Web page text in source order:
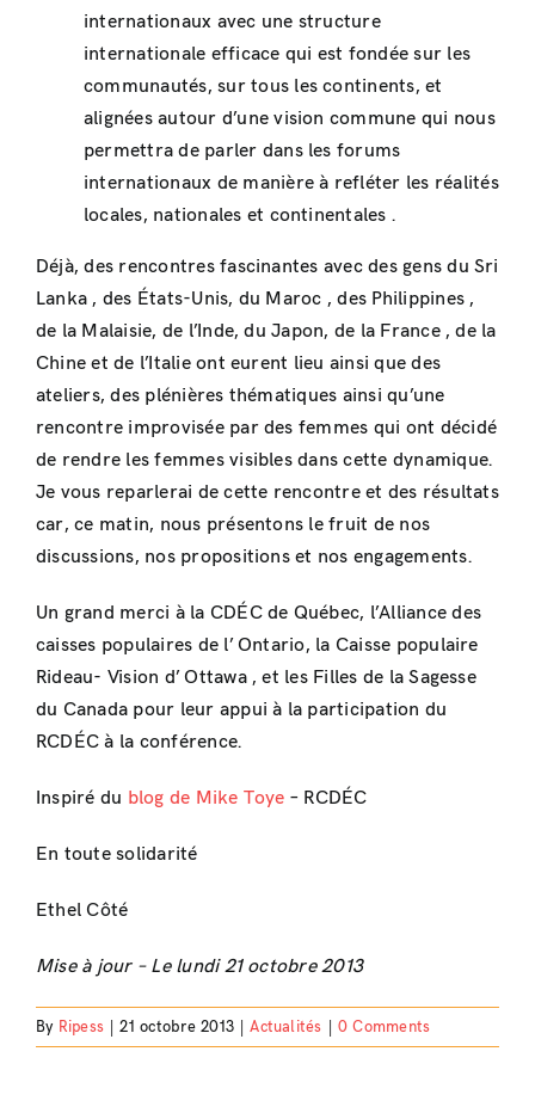
internationaux avec une structure
internationale efficace qui est fondée sur les
communautés, sur tous les continents, et
alignées autour d’une vision commune qui nous
permettra de parler dans les forums
internationaux de manière à refléter les réalités
locales, nationales et continentales .
Déjà, des rencontres fascinantes avec des gens du Sri
Lanka , des États-Unis, du Maroc , des Philippines ,
de la Malaisie, de l’Inde, du Japon, de la France , de la
Chine et de l’Italie ont eurent lieu ainsi que des
ateliers, des plénières thématiques ainsi qu’une
rencontre improvisée par des femmes qui ont décidé
de rendre les femmes visibles dans cette dynamique.
Je vous reparlerai de cette rencontre et des résultats
car, ce matin, nous présentons le fruit de nos
discussions, nos propositions et nos engagements.
Un grand merci à la CDÉC de Québec, l’Alliance des
caisses populaires de l’ Ontario, la Caisse populaire
Rideau- Vision d’ Ottawa , et les Filles de la Sagesse
du Canada pour leur appui à la participation du
RCDÉC à la conférence.
Inspiré du blog de Mike Toye – RCDÉC
En toute solidarité
Ethel Côté
Mise à jour – Le lundi 21 octobre 2013
By Ripess 21 octobre 2013 Actualités 0 Comments